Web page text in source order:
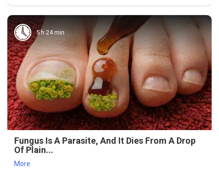
5 h 24 min
Fungus Is A Parasite, And It Dies From A Drop
Of Plain...
More